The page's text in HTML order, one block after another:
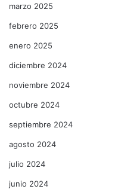
marzo 2025
febrero 2025
enero 2025
diciembre 2024
noviembre 2024
octubre 2024
septiembre 2024
agosto 2024
julio 2024
junio 2024